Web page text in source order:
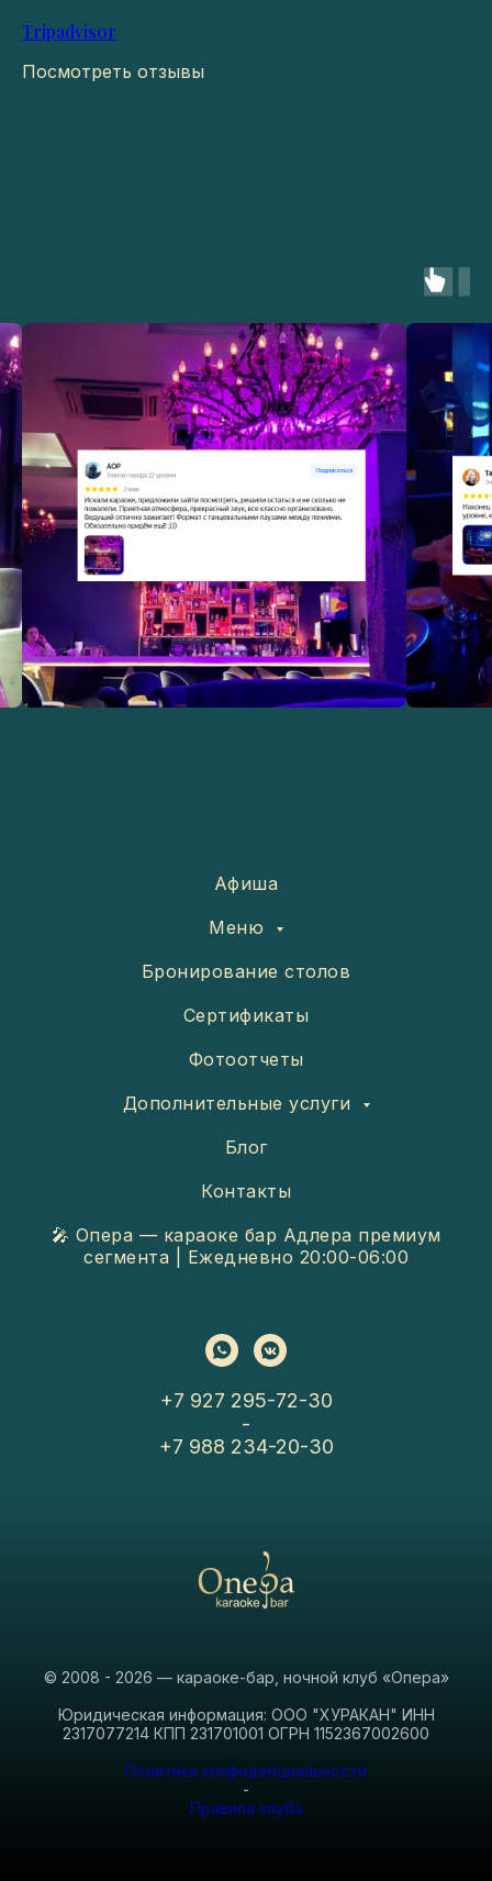
Tripadvisor
Посмотреть отзывы
Афиша
Меню
Бронирование столов
Сертификаты
Фотоотчеты
Дополнительные услуги
Блог
Контакты
🎤 Опера — караоке бар Адлера премиум
сегмента | Ежедневно 20:00-06:00
+7 927 295-72-30
-
+7 988 234-20-30
© 2008 - 2026 — караоке-бар, ночной клуб «Опера»
Юридическая информация: ООО "ХУРАКАН" ИНН
2317077214 КПП 231701001 ОГРН 1152367002600
Политика конфиденциальности
-
Правила клуба